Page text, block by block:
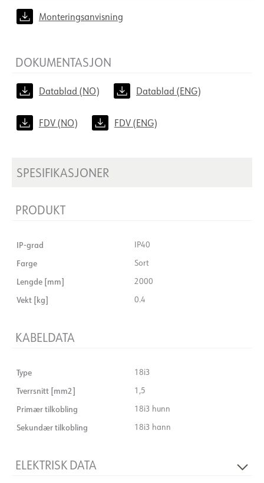
Monteringsanvisning
DOKUMENTASJON
Datablad (NO) Datablad (ENG)
FDV (NO) FDV (ENG)
SPESIFIKASJONER
PRODUKT
IP-grad IP40
Farge Sort
Lengde [mm] 2000
Vekt [kg] 0.4
KABELDATA
Type 18i3
Tverrsnitt [mm2] 1,5
Primær tilkobling 18i3 hunn
Sekundær tilkobling 18i3 hann
ELEKTRISK DATA